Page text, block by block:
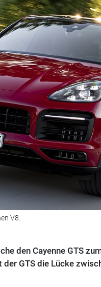
V8.
den Cayenne GTS
GTS die Lücke